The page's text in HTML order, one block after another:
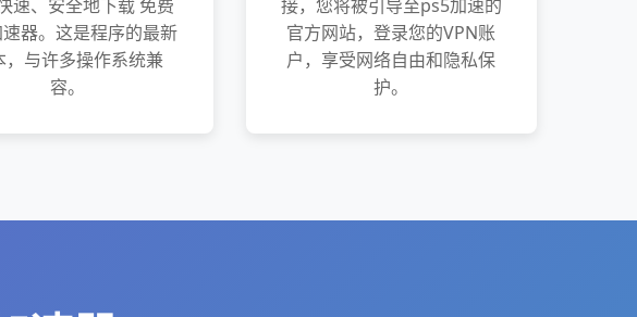
速、安全地下载 免费
器。这是程序的最新
，与许多操作系统兼
容。
接，您将被引导至ps5加速的
官方网站，登录您的VPN账
户，享受网络自由和隐私保
护。